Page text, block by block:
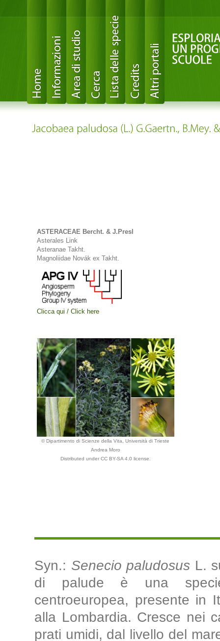
ASTERACEAE Bercht. & J.Presl
Asterales Link
Asteranae Takht.
Magnoliidae Novák ex Takht.
Clicca qui / Click here
© Dipartimento di Scienze della Vita, Università di Trieste
Andrea Moro
Distributed under CC BY-SA 4.0 license.
Syn.: Senecio paludosus L.
di palude è una specie
centroeuropea, presente in
alla Lombardia. Cresce nei
prati umidi, dal livello del